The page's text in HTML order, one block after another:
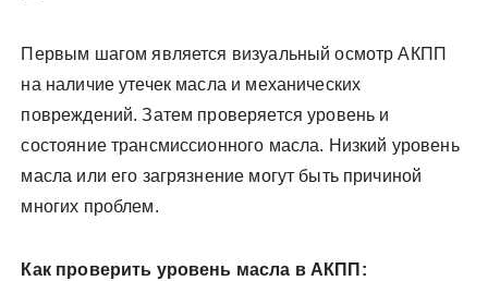
Первым шагом является визуальный осмотр АКПП
на наличие утечек масла и механических
повреждений. Затем проверяется уровень и
состояние трансмиссионного масла. Низкий уровень
масла или его загрязнение могут быть причиной
многих проблем.
Как проверить уровень масла в АКПП: